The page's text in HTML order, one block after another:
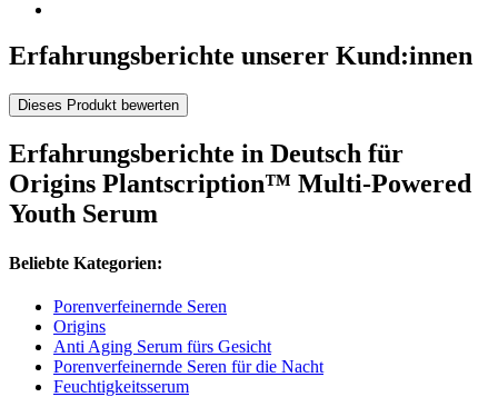
Erfahrungsberichte unserer Kund:innen
Dieses Produkt bewerten
Erfahrungsberichte in Deutsch für
Origins Plantscription™ Multi-Powered
Youth Serum
Beliebte Kategorien:
Porenverfeinernde Seren
Origins
Anti Aging Serum fürs Gesicht
Porenverfeinernde Seren für die Nacht
Feuchtigkeitsserum